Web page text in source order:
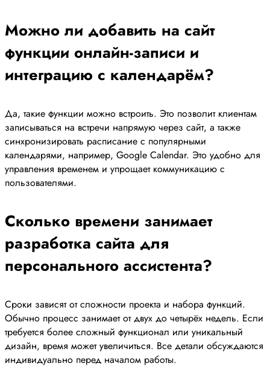
Можно ли добавить на сайт
функции онлайн-записи и
интеграцию с календарём?
Да, такие функции можно встроить. Это позволит клиентам
записываться на встречи напрямую через сайт, а также
синхронизировать расписание с популярными
календарями, например, Google Calendar. Это удобно для
управления временем и упрощает коммуникацию с
пользователями.
Сколько времени занимает
разработка сайта для
персонального ассистента?
Сроки зависят от сложности проекта и набора функций.
Обычно процесс занимает от двух до четырёх недель. Если
требуется более сложный функционал или уникальный
дизайн, время может увеличиться. Все детали обсуждаются
индивидуально перед началом работы.